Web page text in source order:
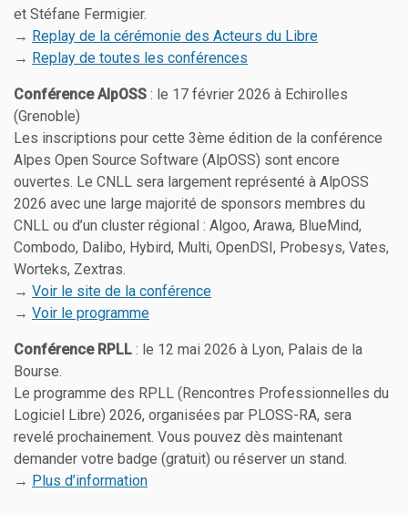
et Stéfane Fermigier.
→ Replay de la cérémonie des Acteurs du Libre
→ Replay de toutes les conférences
Conférence AlpOSS : le 17 février 2026 à Echirolles
(Grenoble)
Les inscriptions pour cette 3ème édition de la conférence
Alpes Open Source Software (AlpOSS) sont encore
ouvertes. Le CNLL sera largement représenté à AlpOSS
2026 avec une large majorité de sponsors membres du
CNLL ou d’un cluster régional : Algoo, Arawa, BlueMind,
Combodo, Dalibo, Hybird, Multi, OpenDSI, Probesys, Vates,
Worteks, Zextras.
→ Voir le site de la conférence
→ Voir le programme
Conférence RPLL : le 12 mai 2026 à Lyon, Palais de la
Bourse.
Le programme des RPLL (Rencontres Professionnelles du
Logiciel Libre) 2026, organisées par PLOSS-RA, sera
revelé prochainement. Vous pouvez dès maintenant
demander votre badge (gratuit) ou réserver un stand.
→ Plus d’information